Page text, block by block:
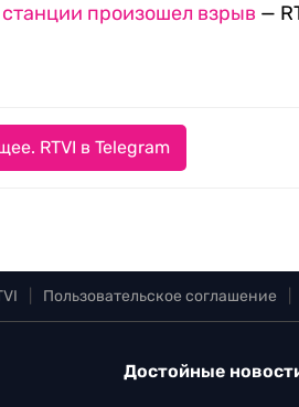
произошел взрыв —
RTVI в Telegram
Пользовательское соглашение
Достойные